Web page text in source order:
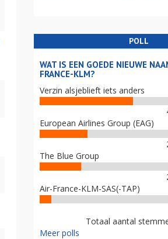
POLL
WAT IS EEN GOEDE NIEUWE
FRANCE-KLM?
Verzin alsjeblieft iets anders
European Airlines Group (EAG)
The Blue Group
Air-France-KLM-SAS(-TAP)
Totaal aantal
Meer polls